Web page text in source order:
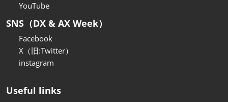
YouTube
SNS（DX & AX Week）
Facebook
X（旧:Twitter）
instagram
Useful links